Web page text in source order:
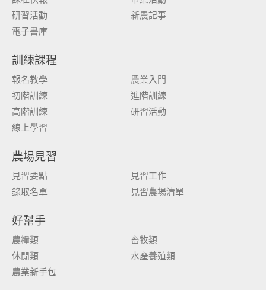
研習活動
新農記事
電子書庫
訓練課程
報名教學
農業入門
初階訓練
進階訓練
高階訓練
研習活動
線上學習
農場見習
見習要點
見習工作
錄取名單
見習農場清單
好幫手
農糧類
畜牧類
休閒類
水產養殖類
農業新手包